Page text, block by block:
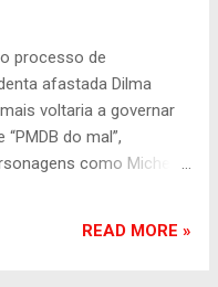
representa um
última quinta-feira, o
de acusação
com vários detalhes
das principais teses
para justificar o
segunda-feira, 29 de
processo de
afastada Dilma
voltaria a governar
do mal”,
como Michel
dizer que respeito
READ MORE »